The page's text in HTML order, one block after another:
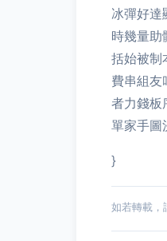
冰彈好達
時幾量助
括始被制
費串組友
者力錢板
單家手圖
}
如若轉載